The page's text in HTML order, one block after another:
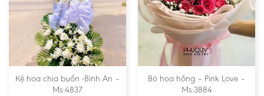
Kệ hoa chia buồn -Bình An –
Ms:4837
Bó hoa hồng – Pink Love –
Ms:3884